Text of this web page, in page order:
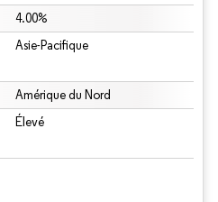
4.00%
Asie-Pacifique
Amérique du Nord
Élevé